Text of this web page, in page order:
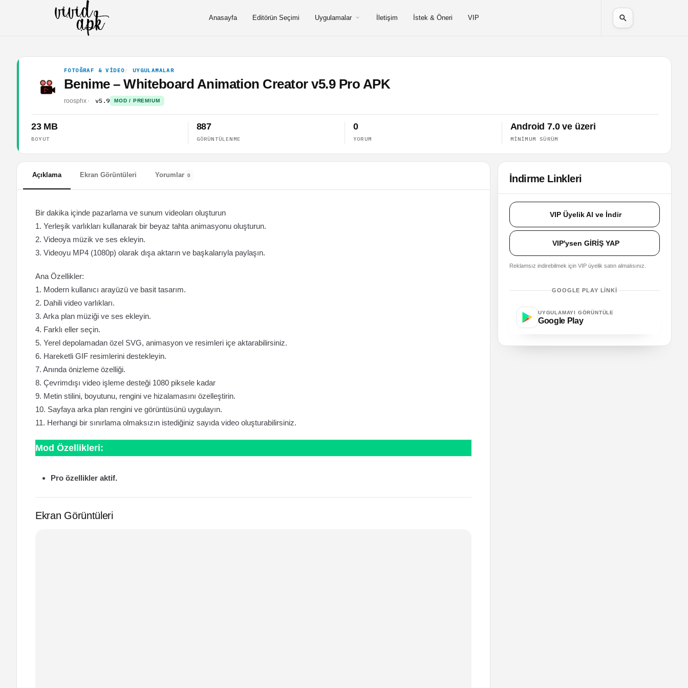
Anasayfa Editörün Seçimi Uygulamalar İletişim İstek & Öneri VIP
FOTOĞRAF & VIDEO UYGULAMALAR
Benime – Whiteboard Animation Creator v5.9 Pro APK
roosphx v5.9 MOD / PREMIUM
23 MB
BOYUT
887
GÖRÜNTÜLENME
0
YORUM
Android 7.0 ve üzeri
MINIMUM SÜRÜM
Açıklama Ekran Görüntüleri Yorumlar 0
Bir dakika içinde pazarlama ve sunum videoları oluşturun
1. Yerleşik varlıkları kullanarak bir beyaz tahta animasyonu oluşturun.
2. Videoya müzik ve ses ekleyin.
3. Videoyu MP4 (1080p) olarak dışa aktarın ve başkalarıyla paylaşın.
Ana Özellikler:
1. Modern kullanıcı arayüzü ve basit tasarım.
2. Dahili video varlıkları.
3. Arka plan müziği ve ses ekleyin.
4. Farklı eller seçin.
5. Yerel depolamadan özel SVG, animasyon ve resimleri içe aktarabilirsiniz.
6. Hareketli GIF resimlerini destekleyin.
7. Anında önizleme özelliği.
8. Çevrimdışı video işleme desteği 1080 piksele kadar
9. Metin stilini, boyutunu, rengini ve hizalamasını özelleştirin.
10. Sayfaya arka plan rengini ve görüntüsünü uygulayın.
11. Herhangi bir sınırlama olmaksızın istediğiniz sayıda video oluşturabilirsiniz.
Mod Özellikleri:
Pro özellikler aktif.
Ekran Görüntüleri
İndirme Linkleri
VIP Üyelik Al ve İndir
VIP'ysen GİRİŞ YAP
Reklamsız indirebilmek için VIP üyelik satın almalısınız.
GOOGLE PLAY LINKI
UYGULAMAYI GÖRÜNTÜLE
Google Play